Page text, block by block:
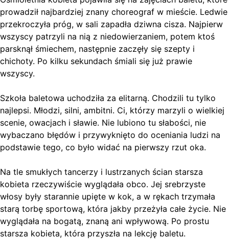
prowadził najbardziej znany choreograf w mieście. Ledwie
przekroczyła próg, w sali zapadła dziwna cisza. Najpierw
wszyscy patrzyli na nią z niedowierzaniem, potem ktoś
parsknął śmiechem, następnie zaczęły się szepty i
chichoty. Po kilku sekundach śmiali się już prawie
wszyscy.
Szkoła baletowa uchodziła za elitarną. Chodzili tu tylko
najlepsi. Młodzi, silni, ambitni. Ci, którzy marzyli o wielkiej
scenie, owacjach i sławie. Nie lubiono tu słabości, nie
wybaczano błędów i przywyknięto do oceniania ludzi na
podstawie tego, co było widać na pierwszy rzut oka.
Na tle smukłych tancerzy i lustrzanych ścian starsza
kobieta rzeczywiście wyglądała obco. Jej srebrzyste
włosy były starannie upięte w kok, a w rękach trzymała
starą torbę sportową, która jakby przeżyła całe życie. Nie
wyglądała na bogatą, znaną ani wpływową. Po prostu
starsza kobieta, która przyszła na lekcję baletu.